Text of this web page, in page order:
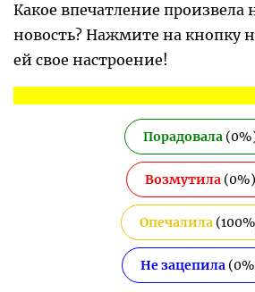
Какое впечатление произвела
новость? Нажмите на кнопку
ей свое настроение!
Порадовала (0
Возмутила (0%)
Опечалила (100
Не зацепила (0